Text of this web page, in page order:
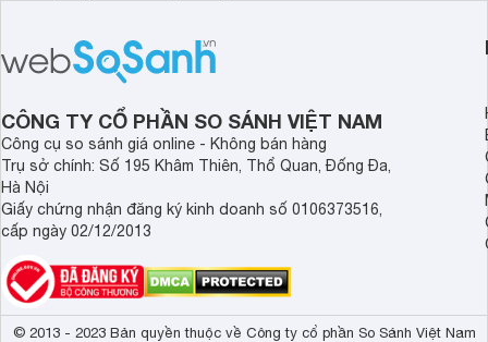
mức giá vô cùng hấp dẫn, biến nó trở
thành một lựa chọn “đáng đồng tiền
bát gạo” trên thị trường.
năng AI hàng đầu,
CÔNG TY CỔ PHẦN SO SÁNH VIỆT NAM
Công cụ so sánh giá online - Không bán hàng
Trụ sở chính: Số 195 Khâm Thiên, Thổ Quan, Đống Đa,
Hà Nội
Giấy chứng nhận đăng ký kinh doanh số 0106373516,
cấp ngày 02/12/2013
© 2013 - 2023 Bản quyền thuộc về Công ty cổ phần So Sánh Việt Nam